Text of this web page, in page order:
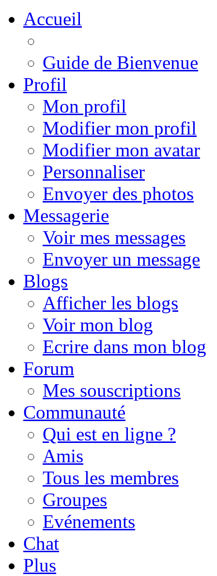
Accueil
Guide de Bienvenue
Profil
Mon profil
Modifier mon profil
Modifier mon avatar
Personnaliser
Envoyer des photos
Messagerie
Voir mes messages
Envoyer un message
Blogs
Afficher les blogs
Voir mon blog
Ecrire dans mon blog
Forum
Mes souscriptions
Communauté
Qui est en ligne ?
Amis
Tous les membres
Groupes
Evénements
Chat
Plus